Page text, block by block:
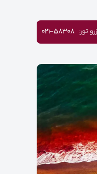
تور: ۰۲۱-58308